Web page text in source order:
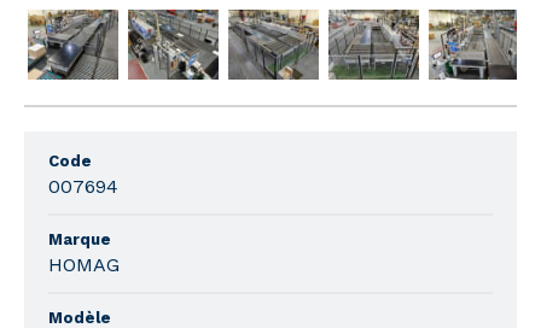
Code
007694
Marque
HOMAG
Modèle